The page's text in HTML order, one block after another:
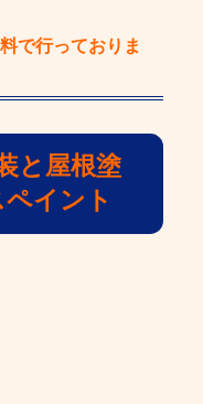
で行っておりま
と屋根塗
イント